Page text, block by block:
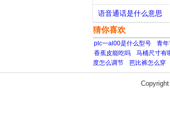
语音通话是什么意思
猜你喜欢
plc一al00是什么型号 青
香蕉皮能吃吗
马桶尺寸有
度怎么调节
芭比裤怎么穿